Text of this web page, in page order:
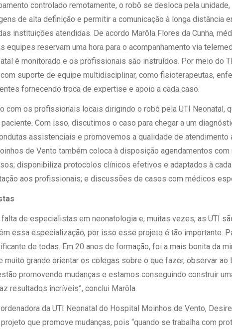
controlado remotamente, o robô se desloca pela
de alta definição e permitir a comunicação à longa distância
instituições atendidas. De acordo Marôla Flores da Cunha,
equipes reservam uma hora para o acompanhamento via
é monitorado e os profissionais são instruídos. Por meio do
suporte de equipe multidisciplinar, como fisioterapeutas,
fornecendo troca de expertise e apoio a cada caso.
com os profissionais locais dirigindo o robô pela UTI Neonatal,
Com isso, discutimos o caso para chegar a um
assistenciais e promovemos a qualidade de atendimento
de Vento também coloca à disposição agendamentos
disponibiliza protocolos clínicos efetivos e adaptados à
aos profissionais; e discussões de casos com médicos
falta de especialistas em neonatologia e, muitas vezes, as UTI
essa especialização, por isso esse projeto é tão importante.
de todas. Em 20 anos de formação, foi a mais bonita da
muito grande orientar os colegas sobre o que fazer, observar ao
promovendo mudanças e estamos conseguindo construir
resultados incríveis”, conclui Marôla.
da UTI Neonatal do Hospital Moinhos de Vento,
que promove mudanças, pois “quando se trabalha com